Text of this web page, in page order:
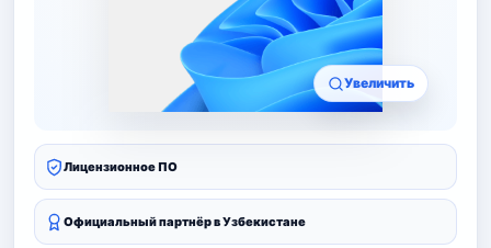
Увеличить
Лицензионное ПО
Официальный партнёр в Узбекистане